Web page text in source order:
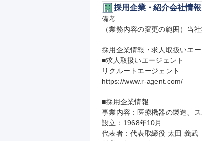
採用企業・紹介会社情報
備考
（業務内容の変更の範囲）当
採用企業情報・求人取扱いエー
■求人取扱いエージェント
リクルートエージェント
https://www.r-agent.com/
■採用企業情報
事業内容：医療機器の製造、
設立：1968年10月
代表者：代表取締役 太田 義武